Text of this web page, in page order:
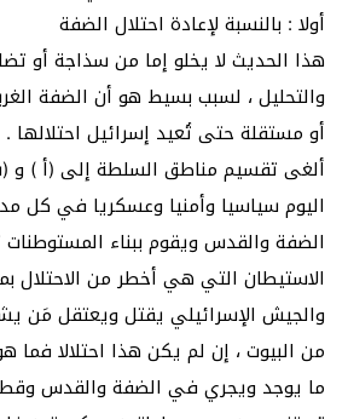
أولا : بالنسبة لإعادة احتلال الضفة
هذا الحديث لا يخلو إما من سذاجة أو
والتحليل ، لسبب بسيط هو أن الضفة
أو مستقلة حتى تُعيد إسرائيل احتلالها
ألغى تقسيم مناطق السلطة إلى (أ ) و
اليوم سياسيا وأمنيا وعسكريا في كل
الضفة والقدس ويقوم ببناء
الاستيطان التي هي أخطر من الاحتلال
والجيش الإسرائيلي يقتل ويعتقل مَن
من البيوت ، إن لم يكن هذا احتلالا فما
ما يوجد ويجري في الضفة والقدس